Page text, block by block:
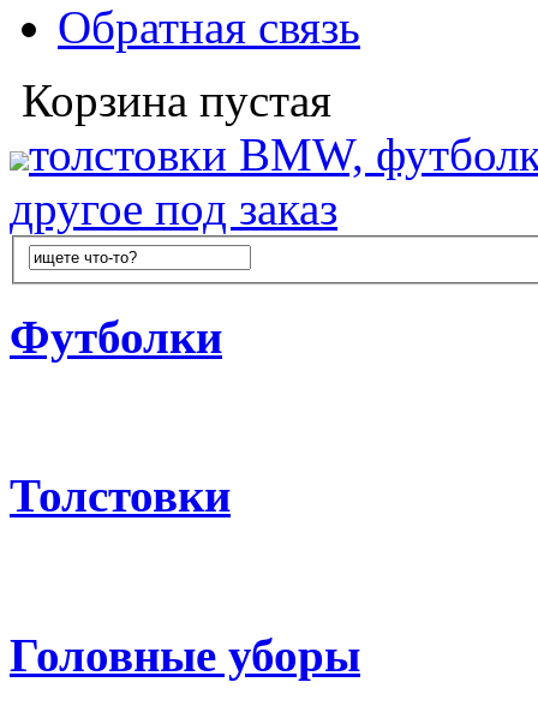
Обратная связь
Корзина пустая
толстовки BMW,
другое под заказ
Футболки
Толстовки
Головные уборы